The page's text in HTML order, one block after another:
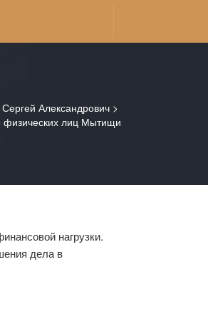
Александрович >
физических лиц Мытищи
нагрузки.
дела в